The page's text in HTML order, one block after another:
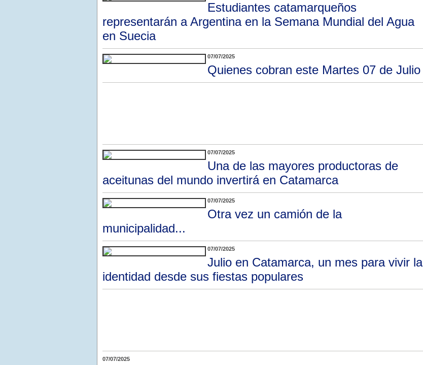
Estudiantes catamarqueños
representarán a Argentina en la Semana Mundial del Agua
en Suecia
07/07/2025
Quienes cobran este Martes 07 de Julio
07/07/2025
Una de las mayores productoras de
aceitunas del mundo invertirá en Catamarca
07/07/2025
Otra vez un camión de la
municipalidad...
07/07/2025
Julio en Catamarca, un mes para vivir la
identidad desde sus fiestas populares
07/07/2025